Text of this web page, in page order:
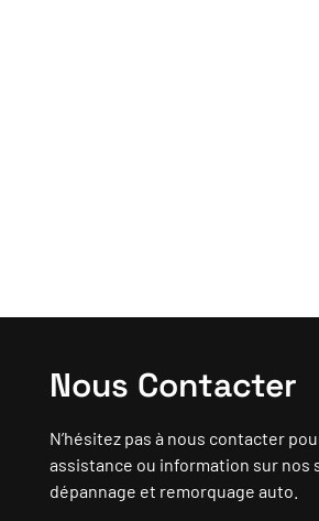
Nous Contacter
N’hésitez pas à nous contacter
assistance ou information sur nos
dépannage et remorquage auto.